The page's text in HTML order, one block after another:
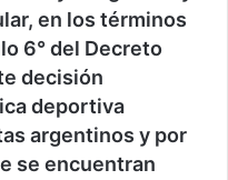
en los términos
6° del Decreto
decisión
deportiva
argentinos y por
se encuentran